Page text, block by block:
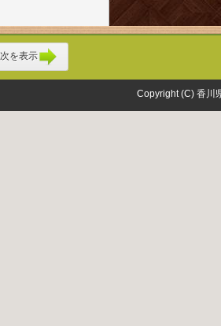
次を表示
Copyright (C) 香川